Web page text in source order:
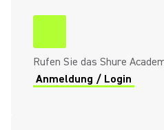
Rufen Sie das Shure
Anmeldung / Login